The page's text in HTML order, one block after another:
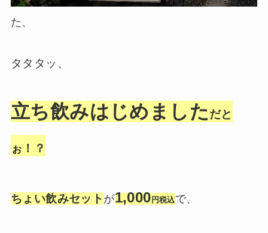
た、
タタタッ、
立ち飲みはじめました だと
ぉ！？
ちょい飲みセット が1,000円税込で、